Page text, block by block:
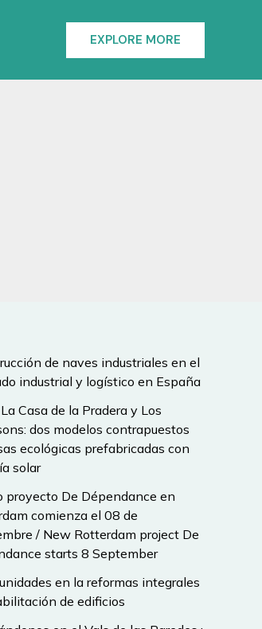
EXPLORE MORE
de naves industriales en el
industrial y logístico en España
Casa de la Pradera y Los
dos modelos contrapuestos
ecológicas prefabricadas con
solar
proyecto De Dépendance en
comienza el 08 de
/ New Rotterdam project De
starts 8 September
en la reformas integrales
de edificios